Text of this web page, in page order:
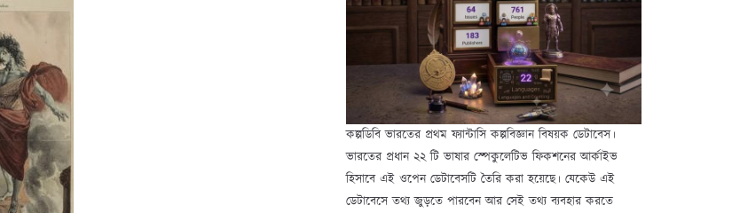
কল্পডিবি ভারতের প্রথম ফ্যান্টাসি কল্পবিজ্ঞান বিষয়ক ডেটাবেস।
ভারতের প্রধান ২২ টি ভাষার স্পেকুলেটিভ ফিকশনের আর্কাইভ
হিসাবে এই ওপেন ডেটাবেসটি তৈরি করা হয়েছে। যেকেউ এই
ডেটাবেসে তথ্য জুড়তে পারবেন আর সেই তথ্য ব্যবহার করতে